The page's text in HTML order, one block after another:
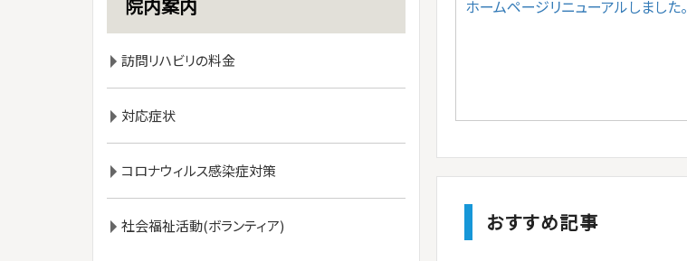
ホームページリニューアルしました。
おすすめ記事
院内案内
訪問リハビリの料金
対応症状
コロナウィルス感染症対策
社会福祉活動(ボランティア)